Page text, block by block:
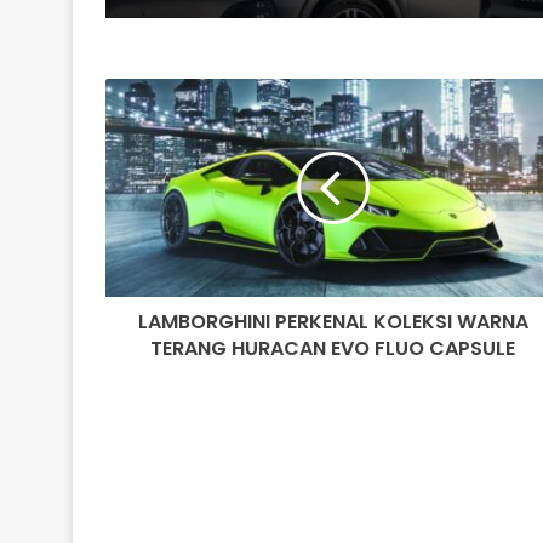
LAMBORGHINI
PERKENAL
KOLEKSI
WARNA
TERANG
HURACAN
EVO
FLUO
CAPSULE
LAMBORGHINI PERKENAL KOLEKSI WARNA
TERANG HURACAN EVO FLUO CAPSULE